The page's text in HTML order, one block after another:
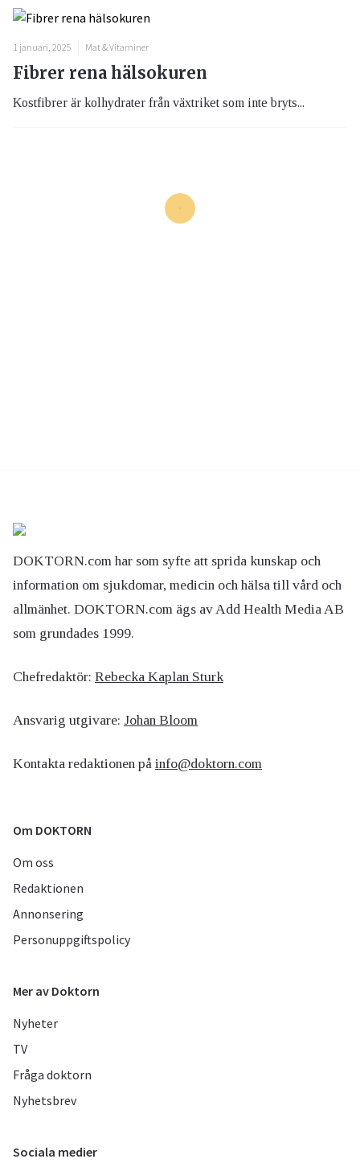
1 januari, 2025 Mat & Vitaminer
Fibrer rena hälsokuren
Kostfibrer är kolhydrater från växtriket som inte bryts...
DOKTORN.com har som syfte att sprida kunskap och
information om sjukdomar, medicin och hälsa till vård och
allmänhet. DOKTORN.com ägs av Add Health Media AB
som grundades 1999.
Chefredaktör: Rebecka Kaplan Sturk
Ansvarig utgivare: Johan Bloom
Kontakta redaktionen på info@doktorn.com
Om DOKTORN
Om oss
Redaktionen
Annonsering
Personuppgiftspolicy
Mer av Doktorn
Nyheter
TV
Fråga doktorn
Nyhetsbrev
Sociala medier